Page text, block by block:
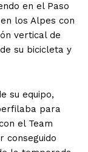
en el Paso
los Alpes con
vertical de
su bicicleta y
su equipo,
para
el Team
conseguido